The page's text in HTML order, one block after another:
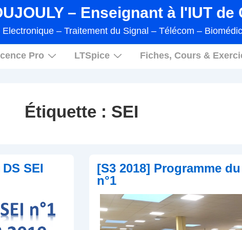
– Enseignant à l'IUT de
– Traitement du Signal – Télécom –
Pro LTSpice Fiches, Cours &
Étiquette : SEI
SEI
[S3 2018] Programme du
n°1